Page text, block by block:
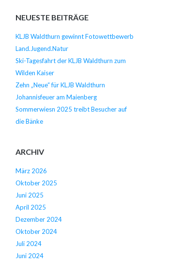
NEUESTE BEITRÄGE
KLJB Waldthurn gewinnt Fotowettbewerb
Land.Jugend.Natur
Ski-Tagesfahrt der KLJB Waldthurn zum
Wilden Kaiser
Zehn „Neue“ für KLJB Waldthurn
Johannisfeuer am Maienberg
Sommerwiesn 2025 treibt Besucher auf
die Bänke
ARCHIV
März 2026
Oktober 2025
Juni 2025
April 2025
Dezember 2024
Oktober 2024
Juli 2024
Juni 2024